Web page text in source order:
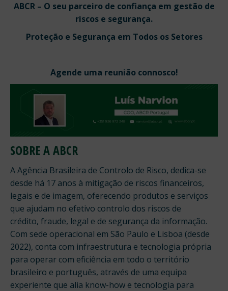
ABCR – O seu parceiro de confiança em gestão de
riscos e segurança.
Proteção e Segurança em Todos os Setores
Agende uma reunião connosco!
SOBRE A ABCR
A Agência Brasileira de Controlo de Risco, dedica-se
desde há 17 anos à mitigação de riscos financeiros,
legais e de imagem, oferecendo produtos e serviços
que ajudam no efetivo controlo dos riscos de
crédito, fraude, legal e de segurança da informação.
Com sede operacional em São Paulo e Lisboa (desde
2022), conta com infraestrutura e tecnologia própria
para operar com eficiência em todo o território
brasileiro e português, através de uma equipa
experiente que alia know-how e tecnologia para